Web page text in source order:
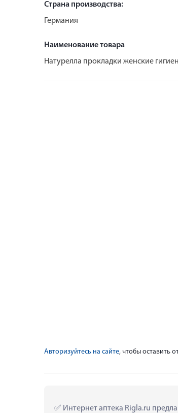
Страна производства:
Германия
Наименование товара
Натурелла прокладки женские
Авторизуйтесь на сайте, чтобы оставить
Интернет аптека Rigla.ru